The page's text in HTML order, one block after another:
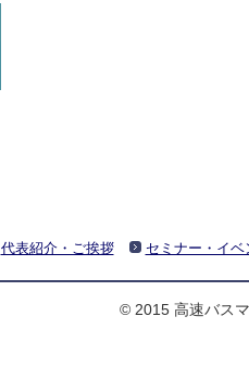
代表紹介・ご挨拶 セミナー・イベ
© 2015 高速バス